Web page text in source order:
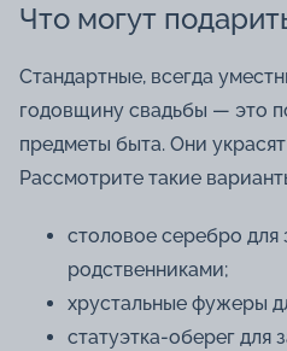
Что могут
Стандартные, всегда
годовщину свадьбы — это
предметы быта. Они
Рассмотрите такие
столовое серебро
родственниками;
хрустальные фужеры
статуэтка-оберег для